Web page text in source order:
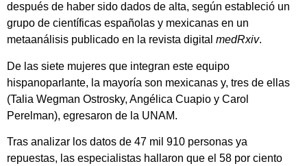
después de haber sido dados de alta, según estableció un
grupo de científicas españolas y mexicanas en un
metaanálisis publicado en la revista digital medRxiv.
De las siete mujeres que integran este equipo
hispanoparlante, la mayoría son mexicanas y, tres de ellas
(Talia Wegman Ostrosky, Angélica Cuapio y Carol
Perelman), egresaron de la UNAM.
Tras analizar los datos de 47 mil 910 personas ya
repuestas, las especialistas hallaron que el 58 por ciento